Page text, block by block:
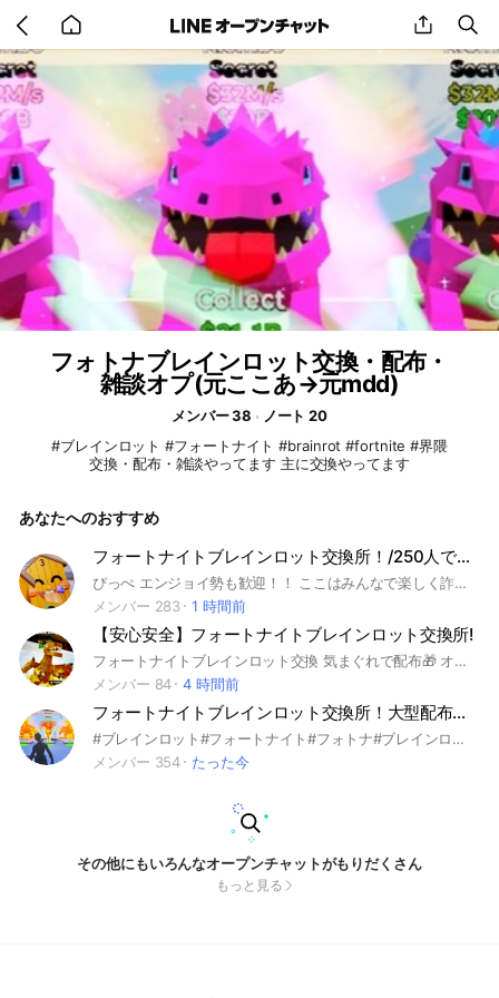
back
to
home
share
フォトナブレインロット交換・配布・
雑談オプ(元ここあ→元mdd)
メンバー 38
ノート 20
#ブレインロット #フォートナイト #brainrot #fortnite #界隈
交換・配布・雑談やってます 主に交換やってます
あなたへのおすすめ
フォートナイトブレインロット交換所！/250人でノマドラ配布！（予定から確定）
ぴっぺ エンジョイ勢も歓迎！！ ここはみんなで楽しく詐欺なしで交換するところです！！配布もたくさんあるので入ってね〜 #ブレインロット#交換#フォートナイト#配布#STEEL#フォトナ#ブレロ
メンバー 283
1 時間前
【安心安全】フォートナイトブレインロット交換所!
フォートナイトブレインロット交換 気まぐれで配布🎁 オープンチャット設立日2月24日 交換〇 雑談〇 買取✕ 暴言✕ 宣伝‪✕‬ 詐欺‪✕‬ 虚言‪✕‬ 冷やかし✕ #ブレインロッド #Brainrot #フォートナイト #Fortnite #Steal The Brainrot
メンバー 84
4 時間前
フォートナイトブレインロット交換所！大型配布大量にします！
#ブレインロット#フォートナイト#フォトナ#ブレインロッド#フォトナブレインロット#フォートナイトブレインロット#配布#フォートナイトブレインロッド#STEAL THE BRAINROT#ロブロックス#ロブロ#ロブロックスブレインロット#ロブロブレインロット
メンバー 354
たった今
その他にもいろんなオープンチャットがもりだくさん
もっと見る